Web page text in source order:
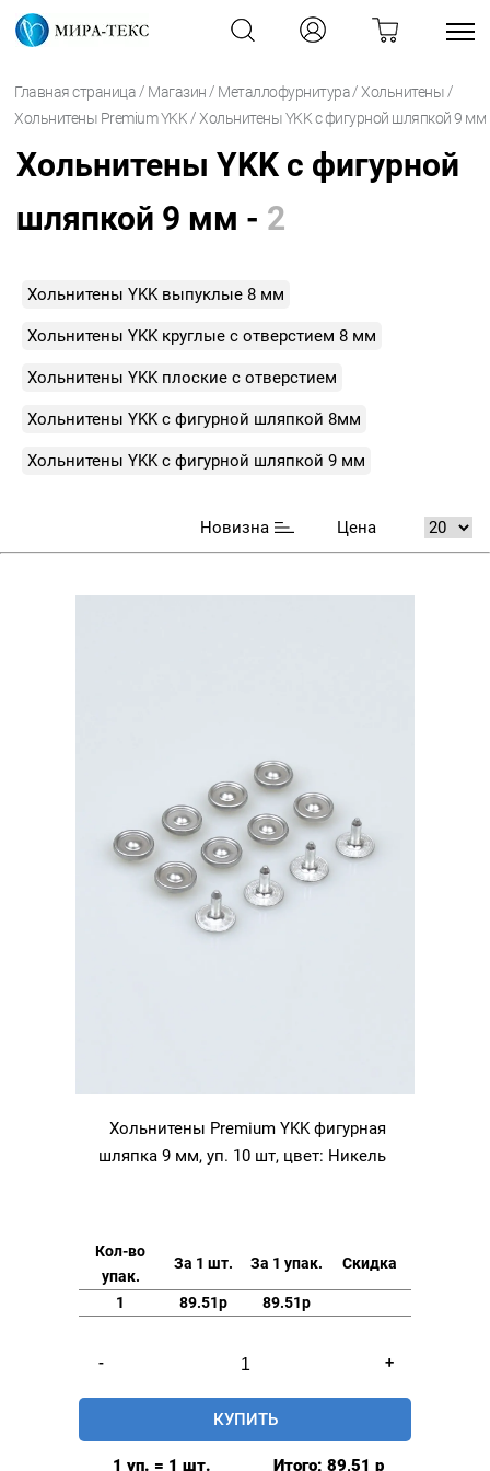
Главная страница / Магазин / Металлофурнитура /Хольнитены /
Хольнитены Premium YKK /Хольнитены YKK с фигурной шляпкой 9 мм
Хольнитены YKK с фигурной
шляпкой 9 мм - 2
Хольнитены YKK выпуклые 8 мм
Хольнитены YKK круглые с отверстием 8 мм
Хольнитены YKK плоские с отверстием
Хольнитены YKK с фигурной шляпкой 8мм
Хольнитены YKK с фигурной шляпкой 9 мм
Новизна Цена
Хольнитены Premium YKK фигурная
шляпка 9 мм, уп. 10 шт, цвет: Никель
Кол-во
упак.
За 1 шт. За 1 упак. Скидка
1 89.51р 89.51р
-
товара
Хольнитены
Premium
+
КУПИТЬ
1 уп. = 1 шт. Итого: 89,51 р